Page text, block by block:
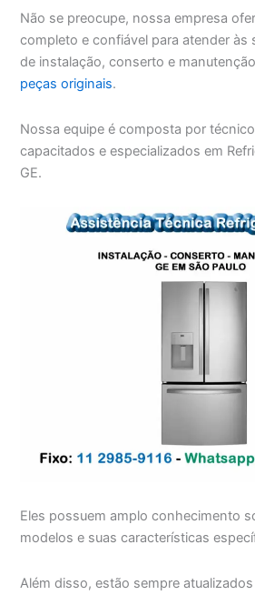
Não se preocupe, nossa empresa
completo e confiável para atender às
de instalação, conserto e
peças originais.
Nossa equipe é composta por
capacitados e especializados em
GE.
Eles possuem amplo conhecimento
modelos e suas características
Além disso, estão sempre